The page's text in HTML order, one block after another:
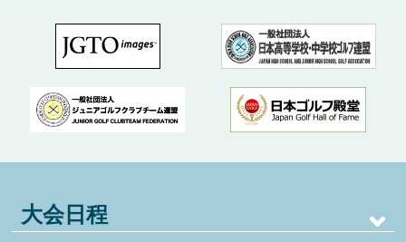
大会日程